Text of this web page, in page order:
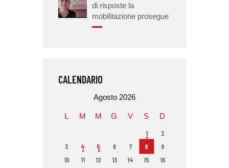
di risposte la
mobilitazione prosegue
CALENDARIO
Agosto 2026
L M M G V S D
1
2
3
4 5 6 7 8
9
10
11 12 13 14 15
16